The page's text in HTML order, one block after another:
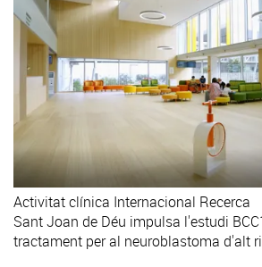
Activitat clínica Internacional Recerca
Sant Joan de Déu impulsa l'estudi
tractament per al neuroblastoma d'alt